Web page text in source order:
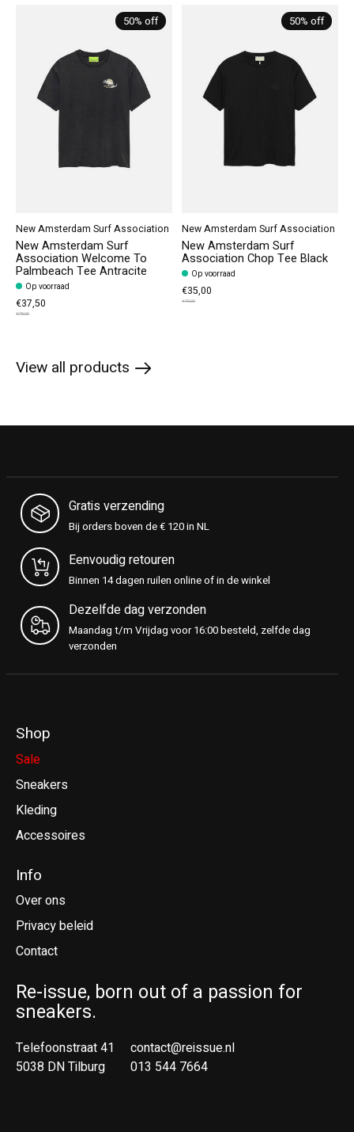
50% off
New Amsterdam Surf Association
New Amsterdam Surf
Association Welcome To
Palmbeach Tee Antracite
Op voorraad
€37,50
€75,00
50% off
New Amsterdam Surf Association
New Amsterdam Surf
Association Chop Tee Black
Op voorraad
€35,00
€70,00
View all products
Gratis verzending
Bij orders boven de € 120 in NL
Eenvoudig retouren
Binnen 14 dagen ruilen online of in de winkel
Dezelfde dag verzonden
Maandag t/m Vrijdag voor 16:00 besteld, zelfde dag
verzonden
Shop
Sale
Sneakers
Kleding
Accessoires
Info
Over ons
Privacy beleid
Contact
Re-issue, born out of a passion for
sneakers.
Telefoonstraat 41
5038 DN Tilburg
contact@reissue.nl
013 544 7664